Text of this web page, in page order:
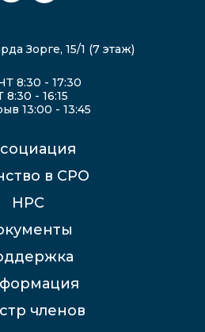
Зорге, 15/1 (7 этаж)
8:30 - 17:30
8:30 - 16:15
13:00 - 13:45
в СРО
НРС
членов